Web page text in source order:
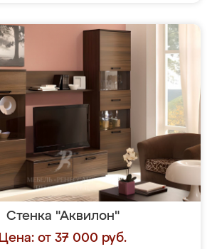
Стенка "Аквилон"
Цена: от 37 000 руб.